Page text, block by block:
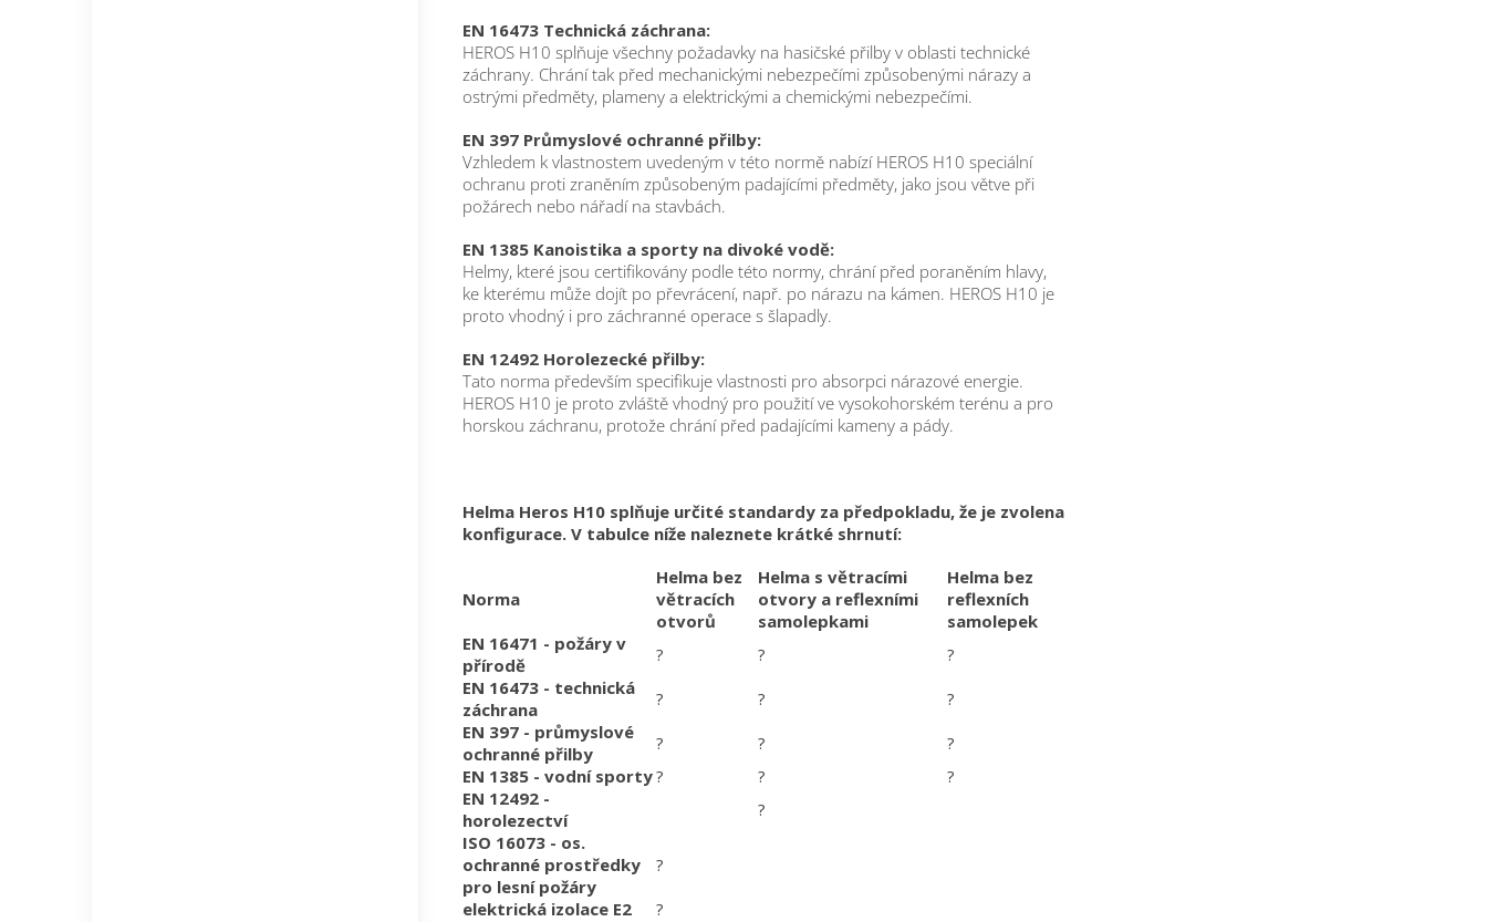
EN 16473 Technická záchrana:
HEROS H10 splňuje všechny požadavky na hasičské přilby v oblasti technické
záchrany. Chrání tak před mechanickými nebezpečími způsobenými nárazy a
ostrými předměty, plameny a elektrickými a chemickými nebezpečími.
EN 397 Průmyslové ochranné přilby:
Vzhledem k vlastnostem uvedeným v této normě nabízí HEROS H10 speciální
ochranu proti zraněním způsobeným padajícími předměty, jako jsou větve při
požárech nebo nářadí na stavbách.
EN 1385 Kanoistika a sporty na divoké vodě:
Helmy, které jsou certifikovány podle této normy, chrání před poraněním hlavy,
ke kterému může dojít po převrácení, např. po nárazu na kámen. HEROS H10 je
proto vhodný i pro záchranné operace s šlapadly.
EN 12492 Horolezecké přilby:
Tato norma především specifikuje vlastnosti pro absorpci nárazové energie.
HEROS H10 je proto zvláště vhodný pro použití ve vysokohorském terénu a pro
horskou záchranu, protože chrání před padajícími kameny a pády.
Helma Heros H10 splňuje určité standardy za předpokladu, že je zvolena
konfigurace. V tabulce níže naleznete krátké shrnutí:
Norma
Helma bez
větracích
otvorů
Helma s větracími
otvory a reflexními
samolepkami
Helma bez
reflexních
samolepek
EN 16471 - požáry v
přírodě
? ?
?
EN 16473 - technická
záchrana
? ?
?
EN 397 - průmyslové
ochranné přilby
? ?
?
EN 1385 - vodní sporty? ?
?
EN 12492 -
horolezectví
?
ISO 16073 - os.
ochranné prostředky
pro lesní požáry
?
elektrická izolace E2
?